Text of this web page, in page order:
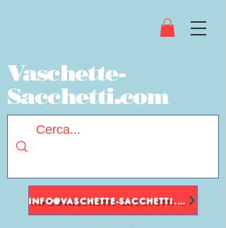
INFO@VASCHETTE-SACCHETTI.COM
Vaschette-
Sacchetti.com